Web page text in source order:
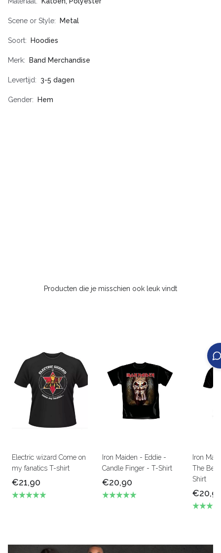
Scene or Style Metal
Soort Hoodies
Merk Band Merchandise
Levertijd 3-5 dagen
Gender Hem
Producten die je misschien ook leuk vindt
Electric wizard Come on
my fanatics T-shirt
€21,90
Iron Maiden - Eddie -
Candle Finger - T-Shirt
€20,90
Iron
The
Shirt